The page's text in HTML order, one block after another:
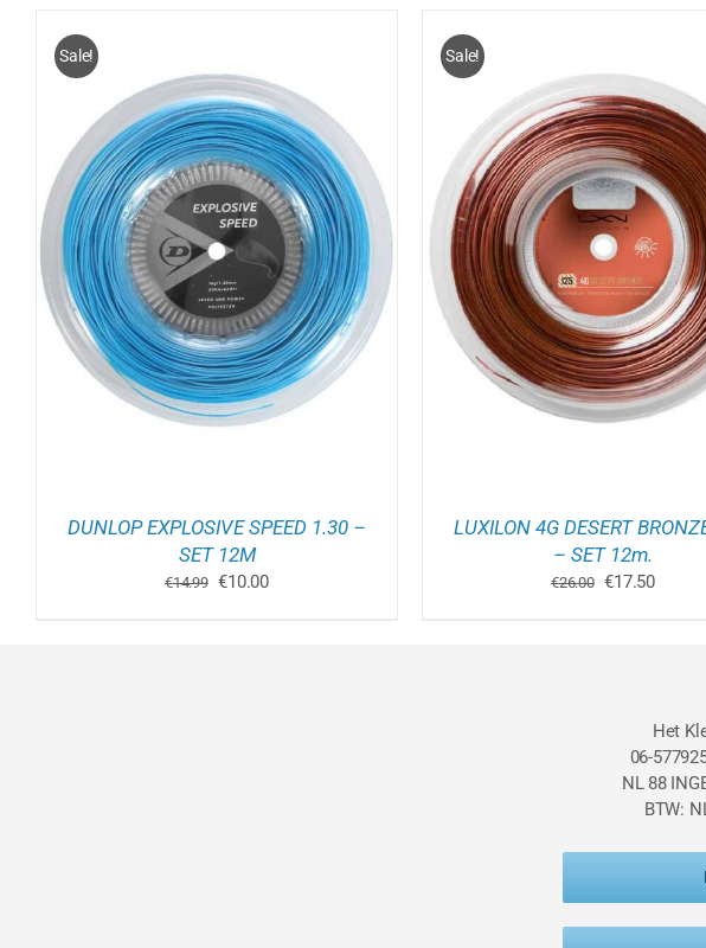
Sale!
DUNLOP EXPLOSIVE SPEED 1.30 –
SET 12M
€14.99 Oorspronkelijke
€10.00Huidige
Sale!
TOEVOEGEN AAN WINKELWAGEN
/
DETAILS
LUXILON 4G DESERT
– SET 12m.
€26.00 €17.50Huidige
TOEVOEGEN AAN
DETAILS
Het
06-
NL 88
BTW: